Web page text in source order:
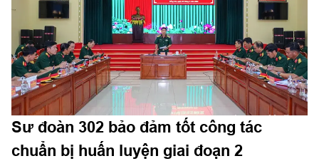
Sư đoàn 302 bảo đảm tốt công tác
chuẩn bị huấn luyện giai đoạn 2